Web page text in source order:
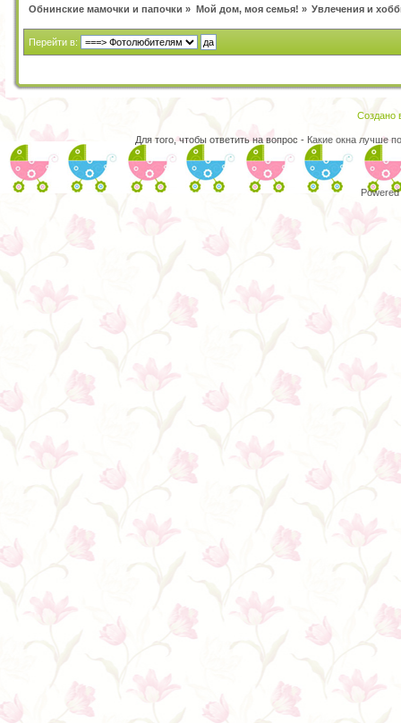
Обнинские мамочки и папочки » Мой дом, моя семья! » Увлечения и
Перейти в:
Создано
Для того, чтобы ответить на вопрос - Какие окна лучше